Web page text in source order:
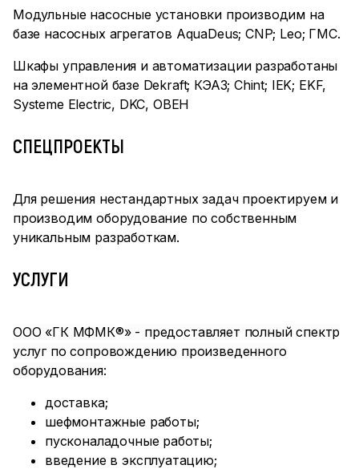
Модульные насосные установки производим на
базе насосных агрегатов AquaDeus; CNP; Leo; ГМС.
Шкафы управления и автоматизации разработаны
на элементной базе Dekraft; КЭАЗ; Chint; IEK; EKF,
Systeme Electric, DKC, ОВЕН
СПЕЦПРОЕКТЫ
Для решения нестандартных задач проектируем и
производим оборудование по собственным
уникальным разработкам.
УСЛУГИ
ООО «ГК МФМК®» - предоставляет полный спектр
услуг по сопровождению произведенного
оборудования:
доставка;
шефмонтажные работы;
пусконаладочные работы;
введение в эксплуатацию;